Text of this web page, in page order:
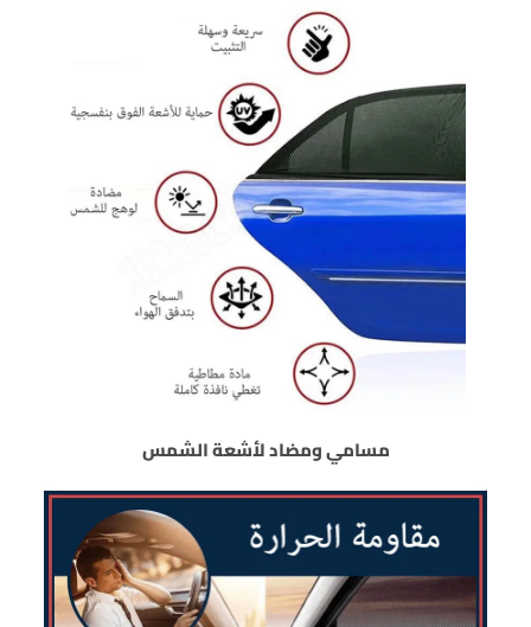
مسامي ومضاد لأشعة الشمس